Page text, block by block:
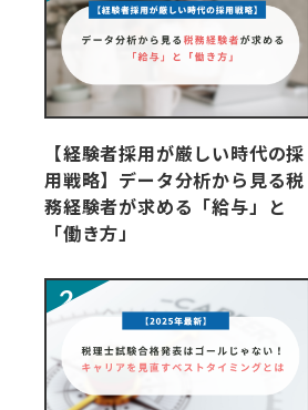
【経験者採用が厳しい時代の採
用戦略】データ分析から見る税
務経験者が求める「給与」と
「働き方」